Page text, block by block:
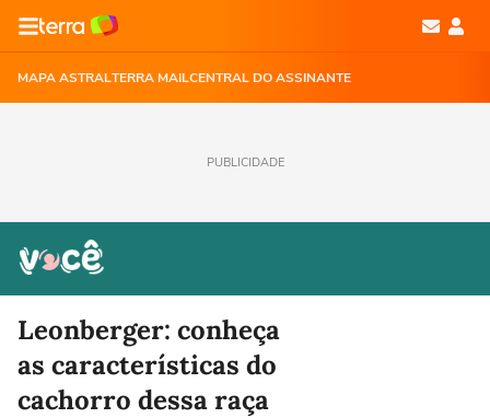
MAPA ASTRALTERRA MAILCENTRAL DO ASSINANTE
PUBLICIDADE
Leonberger: conheça
as características do
cachorro dessa raça